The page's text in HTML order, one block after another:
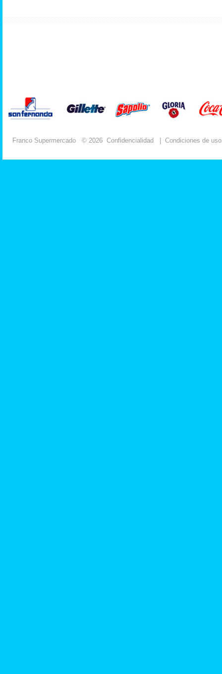
Franco Supermercado © 2026 Confidencialidad Condiciones de uso